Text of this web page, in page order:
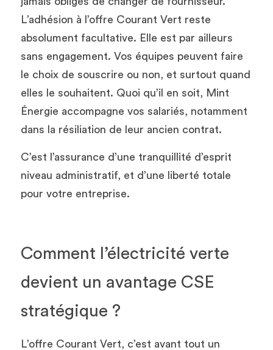
L’adhésion à l’offre Courant Vert reste
absolument facultative. Elle est par ailleurs
sans engagement. Vos équipes peuvent faire
le choix de souscrire ou non, et surtout quand
elles le souhaitent. Quoi qu’il en soit, Mint
Énergie accompagne vos salariés, notamment
dans la résiliation de leur ancien contrat.
C’est l’assurance d’une tranquillité d’esprit
niveau administratif, et d’une liberté totale
pour votre entreprise.
Comment l’électricité verte
devient un avantage CSE
stratégique ?
L’offre Courant Vert, c’est avant tout un